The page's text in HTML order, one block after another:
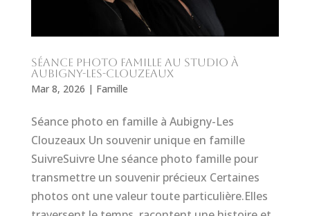
Séance photo famille au studio à
Aubigny-les-Clouzeaux
Mar 8, 2026 | Famille
Séance photo en famille à Aubigny-Les
Clouzeaux Un souvenir unique en famille
SuivreSuivre Une séance photo famille pour
transmettre un souvenir précieux Certaines
photos ont une valeur toute particulière.Elles